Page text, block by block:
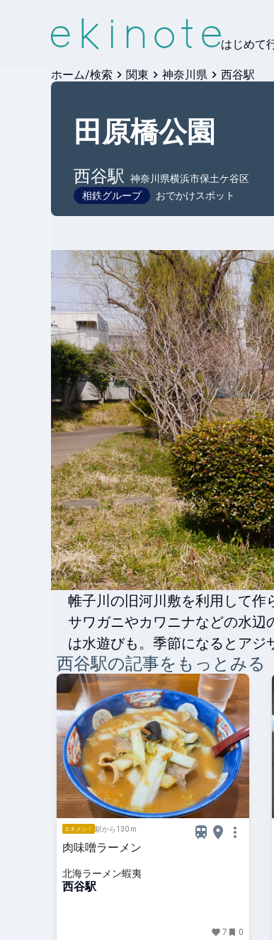
はじめて
ホーム/検索 関東 神奈川県 西谷駅
田原橋公園
西谷駅
神奈川県横浜市保土ケ谷区
相鉄グループ
おでかけスポット
帷子川の旧河川敷を利用して作
サワガニやカワニナなどの水
は水遊びも。季節になるとアジ
西谷駅の記事をもっとみる
エキメシ！ 駅から130 m
肉味噌ラーメン
北海ラーメン蝦夷
西谷駅
7 0